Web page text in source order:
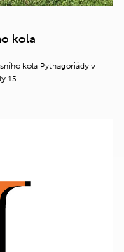
kola
kola Pythagoriády v
15...